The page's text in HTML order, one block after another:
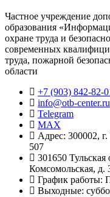
Частное учреждение
образования
охране труда и
современных
труда, пожарной
области
+7 (903) 842-82-
info@otb-center.ru
Telegram
MAX
Адрес: 300002,
507
301650
Комсомольская, д.
График работы:
Выходные: